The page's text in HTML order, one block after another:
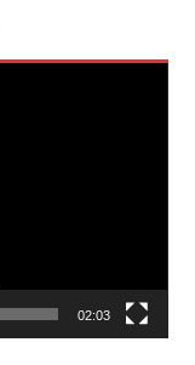
02:03